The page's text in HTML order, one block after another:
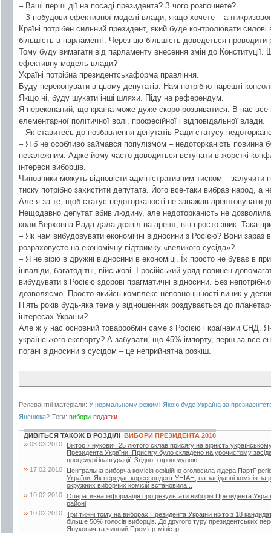
– Ваші перші дії на посаді президента? З чого розпочнете?
– З побудови ефективної моделі влади, якщо хочете –
Країні потрібен сильний президент, який буде контролювати
більшість в парламенті. Через цю більшість доведеться
Тому буду вимагати від парламенту внесення змін до
ефективну модель влади?
Україні потрібна президентськаформа правління.
Буду переконувати в цьому депутатів. Нам потрібно нарешті
Якщо ні, буду шукати інші шляхи. Піду на референдум.
Я переконаний, що країна може дуже скоро розвиватися. В нас все
елементарної політичної волі, професійної і відповідальної влади.
– Як ставитесь до позбавлення депутатів Ради статусу
– Я б не особливо займався популізмом – недоторканість повинна
незалежним. Адже йому часто доводиться вступати в жорсткі
інтереси виборців.
Чиновники можуть відповісти адміністративним тиском – залучити
тиску потрібно захистити депутата. Його все-таки вибрав народ, а
Але я за те, щоб статус недоторканості не заважав арештовувати
Нещодавно депутат вбив людину, але недоторканість не
коли Верховна Рада дала дозвіл на арешт, він просто зник. Така
– Як нам вибудовувати економічні відносини з Росією? Вони
розраховуєте на економічну підтримку «великого сусіда»?
– Я не вірю в дружні відносини в економіці. Їх просто не буває в
інваліди, багатодітні, військові. І російський уряд повинен
вибудувати з Росією здорові прагматичні відносини. Без
дозволяємо. Просто якийсь комплекс неповноцінності виник у
П’ять років будь-яка тема у відношеннях роздувається до
інтересах України?
Але ж у нас основний товарообмін саме з Росією і країнами СНД.
українського експорту? А забувати, що 45% імпорту, перш за все
погані відносини з сусідом – це неприйнятна розкіш.
Релевантні матеріали: У нормальному режимі Якою буде Україна за
Яценюка? Теги: вибори податки
ДИВІТЬСЯ ТАКОЖ В РОЗДІЛІ ВИБОРИ ПРЕЗИДЕНТА 2010
» 03.03.2010
Віктор Янукович 25 лютого склав присягу на вірність
Президента України. Присягу було складено на урочистому
процедурі інавгурації. Згідно з процедурою...
» 17.02.2010
Центральна виборча комісія офіційно оголосила лідера Партії
України. Як передає кореспондент УНІАН, на засіданні комісія
окружних виборчих комісій встановила...
» 10.02.2010 Оперативна інформація про результати виборів Президента
районі
» 10.02.2010 Три тижні тому на виборах Президента України ніхто з 18
більше 50% голосів виборців. До другого туру президентських
Янукович та чинний Прем’єр-міністр...